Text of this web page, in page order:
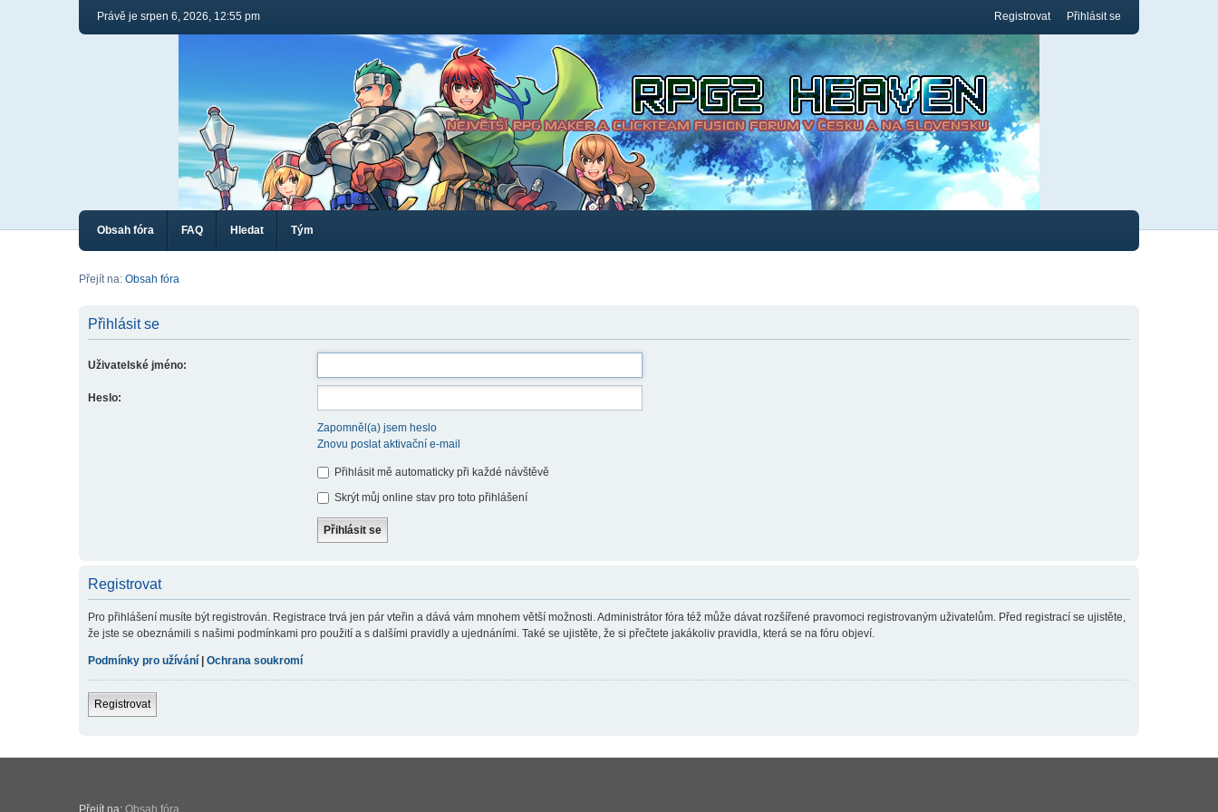
Právě je srpen 6, 2026, 12:55 pm Registrovat Přihlásit se
Obsah fóra FAQ Hledat Tým
Přejít na: Obsah fóra
Přihlásit se
Uživatelské jméno:
Heslo:
Zapomněl(a) jsem heslo
Znovu poslat aktivační e-mail
Přihlásit mě automaticky při každé návštěvě
Skrýt můj online stav pro toto přihlášení
Registrovat
Pro přihlášení musíte být registrován. Registrace trvá jen pár vteřin a dává vám mnohem větší možnosti. Administrátor fóra též může dávat rozšířené pravomoci registrovaným uživatelům. Před registrací se ujistěte,
že jste se obeznámili s našimi podmínkami pro použití a s dalšími pravidly a ujednáními. Také se ujistěte, že si přečtete jakákoliv pravidla, která se na fóru objeví.
Podmínky pro užívání Ochrana soukromí
Registrovat
Přejít na: Obsah fóra